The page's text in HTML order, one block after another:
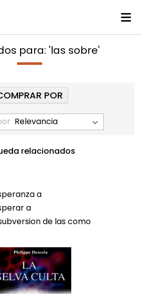
para: 'las sobre'
relacionados
a
a
de las como
POR